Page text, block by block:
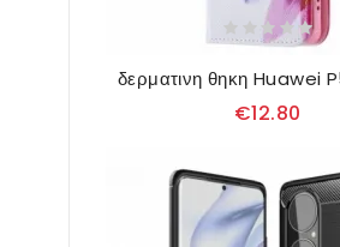
€12.80